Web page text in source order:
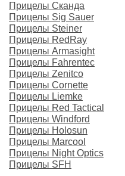
Прицелы Сканда
Прицелы Sig Sauer
Прицелы Steiner
Прицелы RedRay
Прицелы Armasight
Прицелы Fahrentec
Прицелы Zenitco
Прицелы Cornette
Прицелы Liemke
Прицелы Red Tactical
Прицелы Windford
Прицелы Holosun
Прицелы Marcool
Прицелы Night Optics
Прицелы SFH